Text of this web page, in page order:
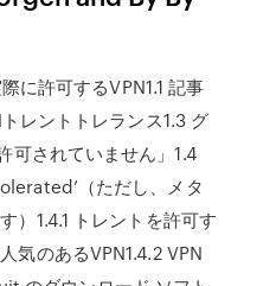
に許可するVPN1.1 記事
レントトレランス1.3 グ
可されていません」1.4
（ただし、メタ
）1.4.1 トレントを許可す
気のあるVPN1.4.2 VPN